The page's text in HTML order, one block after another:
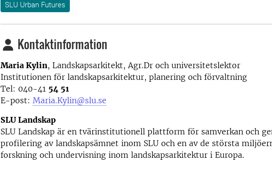
SLU Urban Futures
Kontaktinformation
Maria Kylin, Landskapsarkitekt, Agr.Dr och universitetslektor
Institutionen för landskapsarkitektur, planering och förvaltning
Tel: 040-41 54 51
E-post: Maria.Kylin@slu.se
SLU Landskap
SLU Landskap är en tvärinstitutionell plattform för samverkan och
profilering av landskapsämnet inom SLU och en av de största
forskning och undervisning inom landskapsarkitektur i Europa.